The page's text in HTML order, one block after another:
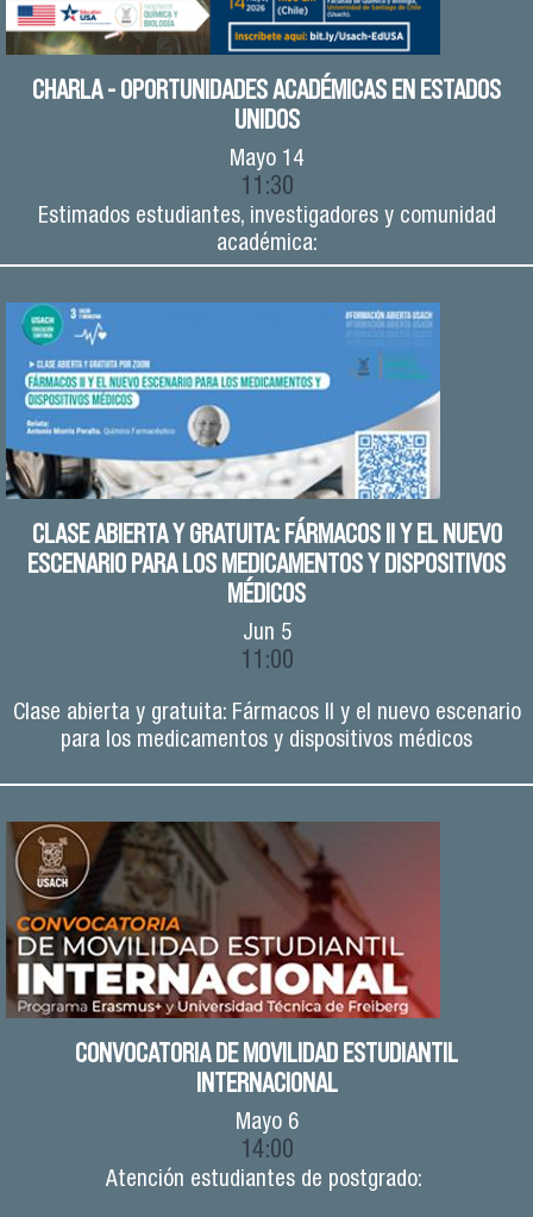
CHARLA - OPORTUNIDADES ACADÉMICAS EN ESTADOS
UNIDOS
Mayo 14
11:30
Estimados estudiantes, investigadores y comunidad
académica:
CLASE ABIERTA Y GRATUITA: FÁRMACOS II Y EL NUEVO
ESCENARIO PARA LOS MEDICAMENTOS Y DISPOSITIVOS
MÉDICOS
Jun 5
11:00
Clase abierta y gratuita: Fármacos II y el nuevo escenario
para los medicamentos y dispositivos médicos
CONVOCATORIA DE MOVILIDAD ESTUDIANTIL
INTERNACIONAL
Mayo6
14:00
Atención estudiantes de postgrado: